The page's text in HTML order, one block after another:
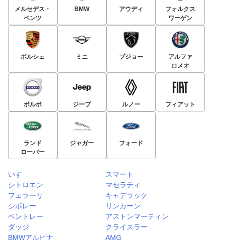
メルセデス・
ベンツ
BMW アウディ
フォルクス
ワーゲン
ポルシェ ミニ プジョー
アルファ
ロメオ
ボルボ ジープ ルノー フィアット
ランド
ローバー
ジャガー フォード
いすゞ
スマート
シトロエン
マセラティ
フェラーリ
キャデラック
シボレー
リンカーン
ベントレー
アストンマーティン
ダッジ
クライスラー
BMWアルピナ
AMG